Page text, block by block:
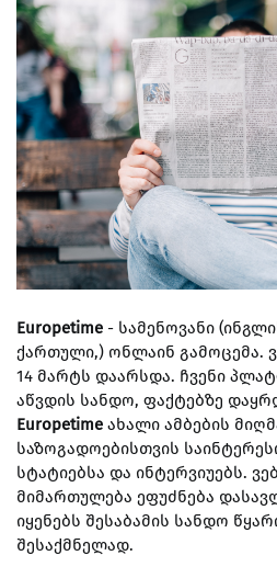
Europetime - სამენოვანი
ქართული,) ონლაინ გამოცემა.
14 მარტს დაარსდა. ჩვენი
აწვდის სანდო, ფაქტებზე
Europetime ახალი ამბების
საზოგადოებისთვის
სტატიებსა და ინტერვიუებს.
მიმართულება ეფუძნება
იყენებს შესაბამის სანდო
შესაქმნელად.